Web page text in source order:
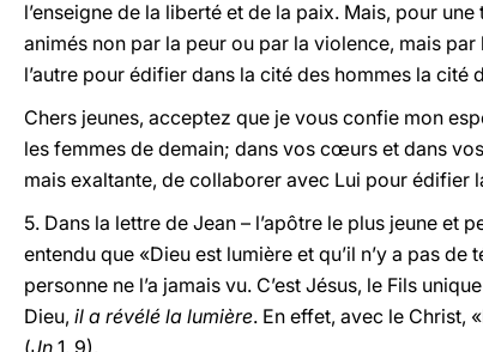
l’enseigne de la liberté et de la paix. Mais, pour
animés non par la peur ou par la violence, mais
l’autre pour édifier dans la cité des hommes la cité
Chers jeunes, acceptez que je vous confie mon
les femmes de demain; dans vos cœurs et dans
mais exaltante, de collaborer avec Lui pour édifier
5. Dans la lettre de Jean – l’apôtre le plus jeune et
entendu que «Dieu est lumière et qu’il n’y a pas de
personne ne l’a jamais vu. C’est Jésus, le Fils
Dieu, il a révélé la lumière. En effet, avec le Christ,
(Jn 1, 9).